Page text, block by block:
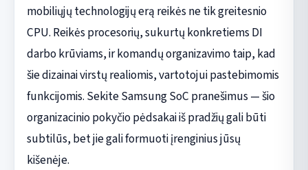
mobiliųjų technologijų erą reikės ne tik greitesnio
CPU. Reikės procesorių, sukurtų konkretiems DI
darbo krūviams, ir komandų organizavimo taip, kad
šie dizainai virstų realiomis, vartotojui pastebimomis
funkcijomis. Sekite Samsung SoC pranešimus — šio
organizacinio pokyčio pėdsakai iš pradžių gali būti
subtilūs, bet jie gali formuoti įrenginius jūsų
kišenėje.